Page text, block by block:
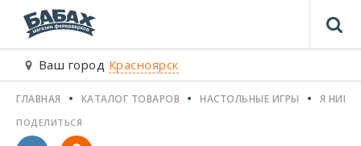
Ваш город Красноярск
ГЛАВНАЯ КАТАЛОГ ТОВАРОВ НАСТОЛЬНЫЕ ИГРЫ Я
ПОДЕЛИТЬСЯ